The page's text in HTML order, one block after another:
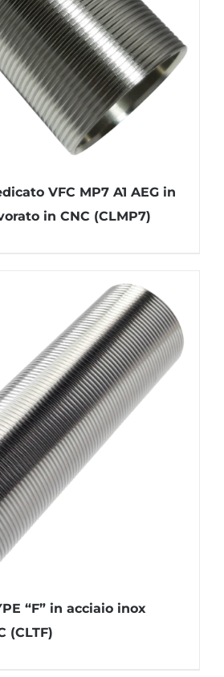
VFC MP7 A1 AEG in
in CNC (CLMP7)
“F” in acciaio inox
(CLTF)